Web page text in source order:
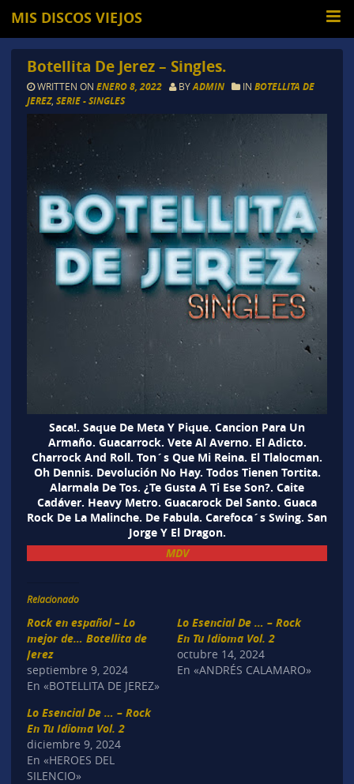
MIS DISCOS VIEJOS
Botellita De Jerez – Singles.
WRITTEN ON ENERO 8, 2022 BYADMIN IN BOTELLITA DE
JEREZ, SERIE - SINGLES
Saca!. Saque De Meta Y Pique. Cancion Para Un
Armaño. Guacarrock. Vete Al Averno. El Adicto.
Charrock And Roll. Ton´s Que Mi Reina. El Tlalocman.
Oh Dennis. Devolución No Hay. Todos Tienen Tortita.
Alarmala De Tos. ¿Te Gusta A Ti Ese Son?. Caite
Cadáver. Heavy Metro. Guacarock Del Santo. Guaca
Rock De La Malinche. De Fabula. Carefoca´s Swing. San
Jorge Y El Dragon.
MDV
Relacionado
Rock en español – Lo
mejor de… Botellita de
Jerez
septiembre 9, 2024
En «BOTELLITA DE JEREZ»
Lo Esencial De … – Rock
En Tu Idioma Vol. 2
octubre 14, 2024
En «ANDRÉS CALAMARO»
Lo Esencial De … – Rock
En Tu Idioma Vol. 2
diciembre 9, 2024
En «HEROES DEL
SILENCIO»